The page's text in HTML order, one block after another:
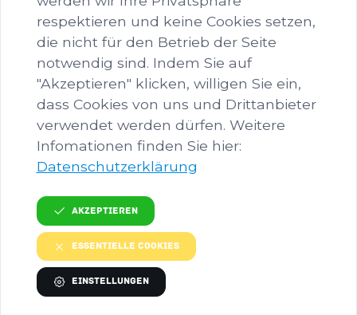
Grün weißer minimalistischer
Post (45)) - 1.PNG
image/png 1024x1280 1.1 MB
Herunterladen
Bild in voller Größe anzeigen…
respektieren und keine Cookies setzen,
die nicht für den Betrieb der Seite
notwendig sind. Indem Sie auf
"Akzeptieren" klicken, willigen Sie ein,
dass Cookies von uns und Drittanbieter
verwendet werden dürfen. Weitere
Infomationen finden Sie hier:
Datenschutzerklärung
Akzeptieren
Essentielle Cookies
Einstellungen